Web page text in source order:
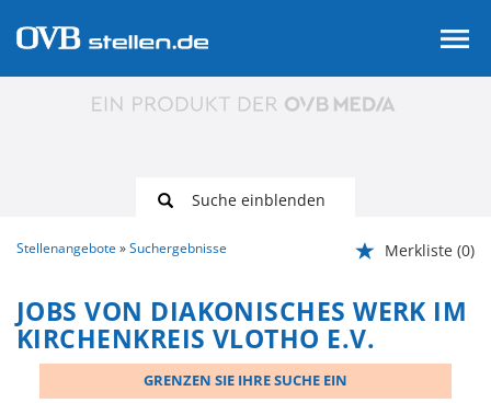
Suche einblenden
Stellenangebote Suchergebnisse Merkliste (0)
JOBS VON DIAKONISCHES WERK IM
KIRCHENKREIS VLOTHO E.V.
GRENZEN SIE IHRE SUCHE EIN